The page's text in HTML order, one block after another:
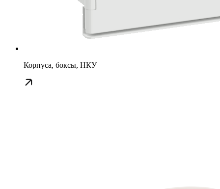
Корпуса, боксы, НКУ